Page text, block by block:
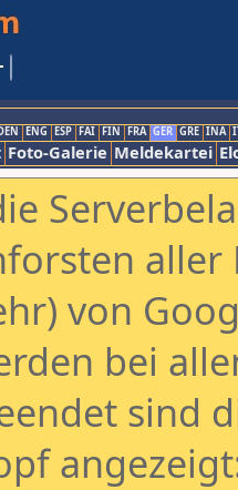
ENG ESP FAI FIN FRA GER GRE INA
Foto-Galerie Meldekartei
aller
von
bei
sind